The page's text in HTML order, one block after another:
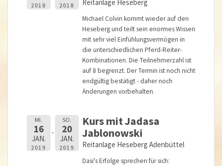
2018 2018 Reitanlage Heseberg
Michael Colvin kommt wieder auf den
Heseberg und teilt sein enormes Wissen
mit sehr viel Einfühlungsvermögen in
die unterschiedlichen Pferd-Reiter-
Kombinationen. Die Teilnehmerzahl ist
auf 8 begrenzt. Der Termin ist noch nicht
endgültig bestätigt - daher noch
Änderungen vorbehalten.
MI.
16
JAN.
2019
SO.
20
JAN.
2019
Kurs mit Jadasa
Jablonowski
Reitanlage Heseberg Adenbüttel
Dasi's Erfolge sprechen für sich: